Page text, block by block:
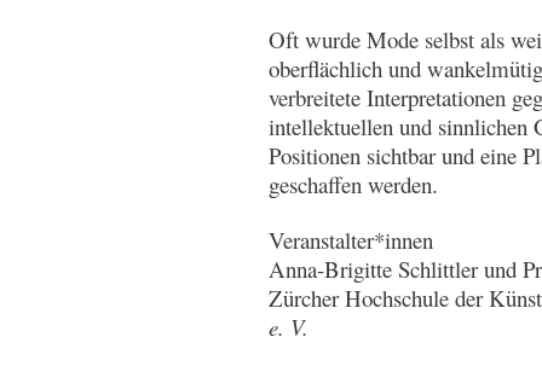
Oft wurde Mode selbst als
oberflächlich und
verbreitete Interpretationen
intellektuellen und sinnlichen
Positionen sichtbar und eine
geschaffen werden.
Veranstalter*innen
Anna-Brigitte Schlittler und
Zürcher Hochschule der
e. V.